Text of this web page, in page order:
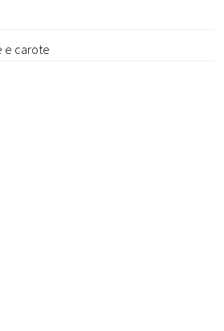
e carote